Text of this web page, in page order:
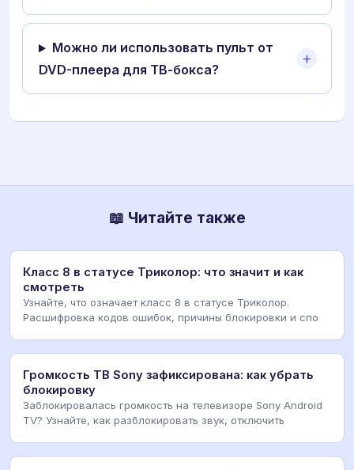
Можно ли использовать пульт от
DVD-плеера для ТВ-бокса?
📖 Читайте также
Класс 8 в статусе Триколор: что значит и как
смотреть
Узнайте, что означает класс 8 в статусе Триколор.
Расшифровка кодов ошибок, причины блокировки и спо
Громкость ТВ Sony зафиксирована: как убрать
блокировку
Заблокировалась громкость на телевизоре Sony Android
TV? Узнайте, как разблокировать звук, отключить